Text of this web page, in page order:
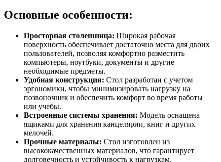
Основные особенности:
Просторная столешница: Широкая рабочая
поверхность обеспечивает достаточно места для двоих
пользователей, позволяя комфортно разместить
компьютеры, ноутбуки, документы и другие
необходимые предметы.
Удобная конструкция: Стол разработан с учетом
эргономики, чтобы минимизировать нагрузку на
позвоночник и обеспечить комфорт во время работы
или учебы.
Встроенные системы хранения: Модель оснащена
ящиками для хранения канцелярии, книг и других
мелочей.
Прочные материалы: Стол изготовлен из
высококачественных материалов, что гарантирует
долговечность и устойчивость к нагрузкам.